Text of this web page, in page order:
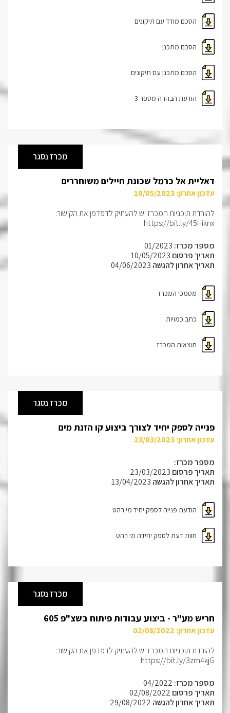
הסכם מודד עם תיקונים
הסכם מתכנן
הסכם מתכנן עם תיקונים
הודעת הבהרה מספר 3
מכרז נסגר
דאליית אל כרמל שכונת חיילים משוחררים
עדכון אחרון: 10/05/2023
להורדת תוכניות המכרז יש להעתיק לדפדפן את הקישור:
https://bit.ly/45Hiknx
מספר מכרז: 01/2023
תאריך פרסום 10/05/2023
תאריך אחרון להגשה 04/06/2023
מסמכי המכרז
כתב כמויות
תוצאות המכרז
מכרז נסגר
פנייה לספק יחיד לצורך ביצוע קו הזנת מים
עדכון אחרון: 23/03/2023
מספר מכרז:
תאריך פרסום 23/03/2023
תאריך אחרון להגשה 13/04/2023
הודעת פנייה לספק יחיד מי רהט
חוות דעת לספק יחידה מי רהט
מכרז נסגר
חריש מע"ר - ביצוע עבודות פיתוח בשצ"פ 605
עדכון אחרון: 02/08/2022
להורדת תוכניות המכרז יש להעתיק לדפדפן את הקישור:
https://bit.ly/3zm4kjG
מספר מכרז: 04/2022
תאריך פרסום 02/08/2022
תאריך אחרון להגשה 29/08/2022